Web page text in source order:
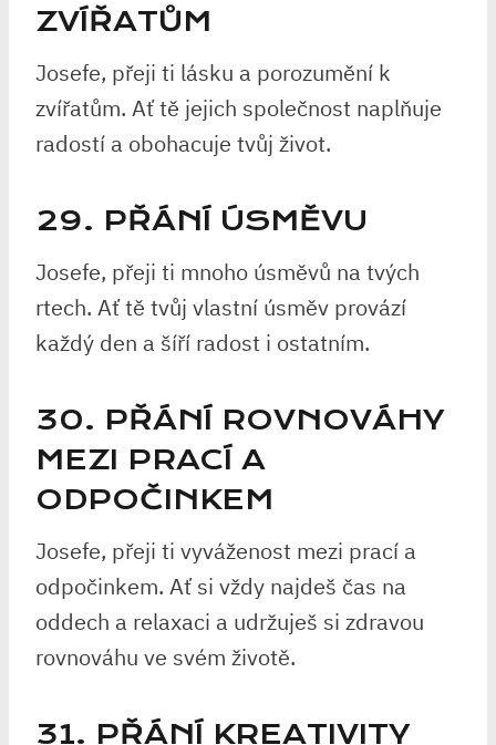
ZVÍŘATŮM
Josefe, přeji ti lásku a porozumění k
zvířatům. Ať tě jejich společnost naplňuje
radostí a obohacuje tvůj život.
29. PŘÁNÍ ÚSMĚVU
Josefe, přeji ti mnoho úsměvů na tvých
rtech. Ať tě tvůj vlastní úsměv provází
každý den a šíří radost i ostatním.
30. PŘÁNÍ ROVNOVÁHY
MEZI PRACÍ A
ODPOČINKEM
Josefe, přeji ti vyváženost mezi prací a
odpočinkem. Ať si vždy najdeš čas na
oddech a relaxaci a udržuješ si zdravou
rovnováhu ve svém životě.
31. PŘÁNÍ KREATIVITY